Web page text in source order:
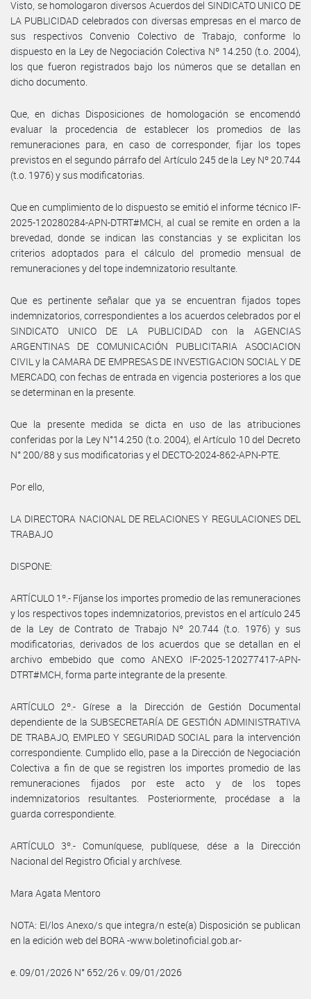
Visto, se homologaron diversos Acuerdos del SINDICATO UNICO DE
LA PUBLICIDAD celebrados con diversas empresas en el marco de
sus respectivos Convenio Colectivo de Trabajo, conforme lo
dispuesto en la Ley de Negociación Colectiva Nº 14.250 (t.o. 2004),
los que fueron registrados bajo los números que se detallan en
dicho documento.
Que, en dichas Disposiciones de homologación se encomendó
evaluar la procedencia de establecer los promedios de las
remuneraciones para, en caso de corresponder, fijar los topes
previstos en el segundo párrafo del Artículo 245 de la Ley Nº 20.744
(t.o. 1976) y sus modificatorias.
Que en cumplimiento de lo dispuesto se emitió el informe técnico IF-
2025-120280284-APN-DTRT#MCH, al cual se remite en orden a la
brevedad, donde se indican las constancias y se explicitan los
criterios adoptados para el cálculo del promedio mensual de
remuneraciones y del tope indemnizatorio resultante.
Que es pertinente señalar que ya se encuentran fijados topes
indemnizatorios, correspondientes a los acuerdos celebrados por el
SINDICATO UNICO DE LA PUBLICIDAD con la AGENCIAS
ARGENTINAS DE COMUNICACIÓN PUBLICITARIA ASOCIACION
CIVIL y la CAMARA DE EMPRESAS DE INVESTIGACION SOCIAL Y DE
MERCADO, con fechas de entrada en vigencia posteriores a los que
se determinan en la presente.
Que la presente medida se dicta en uso de las atribuciones
conferidas por la Ley N°14.250 (t.o. 2004), el Artículo 10 del Decreto
N° 200/88 y sus modificatorias y el DECTO-2024-862-APN-PTE.
Por ello,
LA DIRECTORA NACIONAL DE RELACIONES Y REGULACIONES DEL
TRABAJO
DISPONE:
ARTÍCULO 1º.- Fíjanse los importes promedio de las remuneraciones
y los respectivos topes indemnizatorios, previstos en el artículo 245
de la Ley de Contrato de Trabajo Nº 20.744 (t.o. 1976) y sus
modificatorias, derivados de los acuerdos que se detallan en el
archivo embebido que como ANEXO IF-2025-120277417-APN-
DTRT#MCH, forma parte integrante de la presente.
ARTÍCULO 2º.- Gírese a la Dirección de Gestión Documental
dependiente de la SUBSECRETARÍA DE GESTIÓN ADMINISTRATIVA
DE TRABAJO, EMPLEO Y SEGURIDAD SOCIAL para la intervención
correspondiente. Cumplido ello, pase a la Dirección de Negociación
Colectiva a fin de que se registren los importes promedio de las
remuneraciones fijados por este acto y de los topes
indemnizatorios resultantes. Posteriormente, procédase a la
guarda correspondiente.
ARTÍCULO 3º.- Comuníquese, publíquese, dése a la Dirección
Nacional del Registro Oficial y archívese.
Mara Agata Mentoro
NOTA: El/los Anexo/s que integra/n este(a) Disposición se publican
en la edición web del BORA -www.boletinoficial.gob.ar-
e. 09/01/2026 N° 652/26 v. 09/01/2026